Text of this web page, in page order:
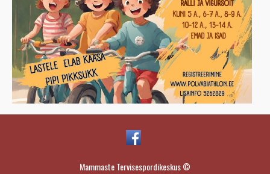
Mammaste Tervisespordikeskus ©